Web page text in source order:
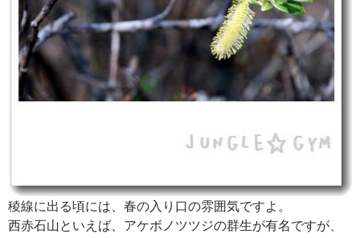
稜線に出る頃には、春の入り口の雰囲気ですよ。
西赤石山といえば、アケボノツツジの群生が有名ですが、